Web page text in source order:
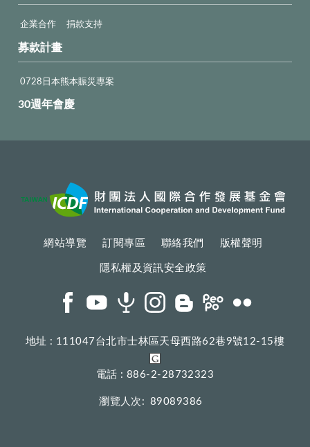
企業合作 捐款支持
募款計畫
0728日本熊本賑災專案
30週年會慶
網站導覽 訂閱專區 聯絡我們 版權聲明
隱私權及資訊安全政策
地址 : 111047台北市士林區天母西路62巷9號12-15樓
電話 : 886-2-28732323
瀏覽人次: 89089386